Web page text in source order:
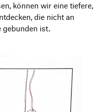
können wir eine tiefere,
die nicht an
gebunden ist.